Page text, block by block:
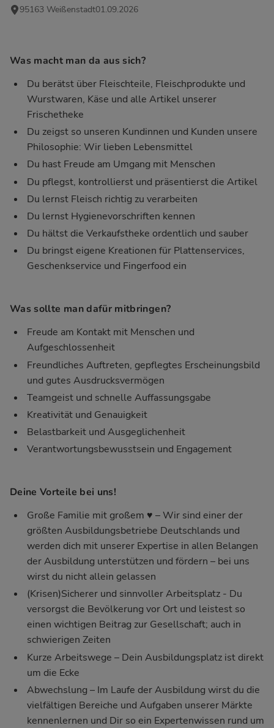
95163 Weißenstadt01.09.2026
Was macht man da aus sich?
Du berätst über Fleischteile, Fleischprodukte und
Wurstwaren, Käse und alle Artikel unserer
Frischetheke
Du zeigst so unseren Kundinnen und Kunden unsere
Philosophie: Wir lieben Lebensmittel
Du hast Freude am Umgang mit Menschen
Du pflegst, kontrollierst und präsentierst die Artikel
Du lernst Fleisch richtig zu verarbeiten
Du lernst Hygienevorschriften kennen
Du hältst die Verkaufstheke ordentlich und sauber
Du bringst eigene Kreationen für Plattenservices,
Geschenkservice und Fingerfood ein
Was sollte man dafür mitbringen?
Freude am Kontakt mit Menschen und
Aufgeschlossenheit
Freundliches Auftreten, gepflegtes Erscheinungsbild
und gutes Ausdrucksvermögen
Teamgeist und schnelle Auffassungsgabe
Kreativität und Genauigkeit
Belastbarkeit und Ausgeglichenheit
Verantwortungsbewusstsein und Engagement
Deine Vorteile bei uns!
Große Familie mit großem ♥ – Wir sind einer der
größten Ausbildungsbetriebe Deutschlands und
werden dich mit unserer Expertise in allen Belangen
der Ausbildung unterstützen und fördern – bei uns
wirst du nicht allein gelassen
(Krisen)Sicherer und sinnvoller Arbeitsplatz - Du
versorgst die Bevölkerung vor Ort und leistest so
einen wichtigen Beitrag zur Gesellschaft; auch in
schwierigen Zeiten
Kurze Arbeitswege – Dein Ausbildungsplatz ist direkt
um die Ecke
Abwechslung – Im Laufe der Ausbildung wirst du die
vielfältigen Bereiche und Aufgaben unserer Märkte
kennenlernen und Dir so ein Expertenwissen rund um